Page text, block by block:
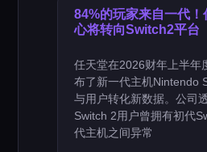
84%的玩家来自一代！
心将转向Switch2平台
任天堂在2026财年上半年
布了新一代主机Nintendo
与用户转化新数据。公司
Switch 2用户曾拥有初代
代主机之间异常